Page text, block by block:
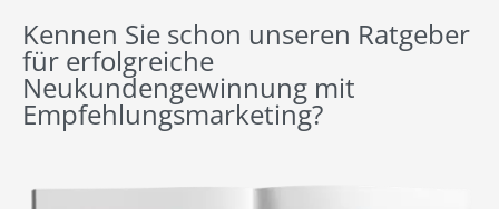
Kennen Sie schon unseren Ratgeber
für erfolgreiche
Neukundengewinnung mit
Empfehlungsmarketing?